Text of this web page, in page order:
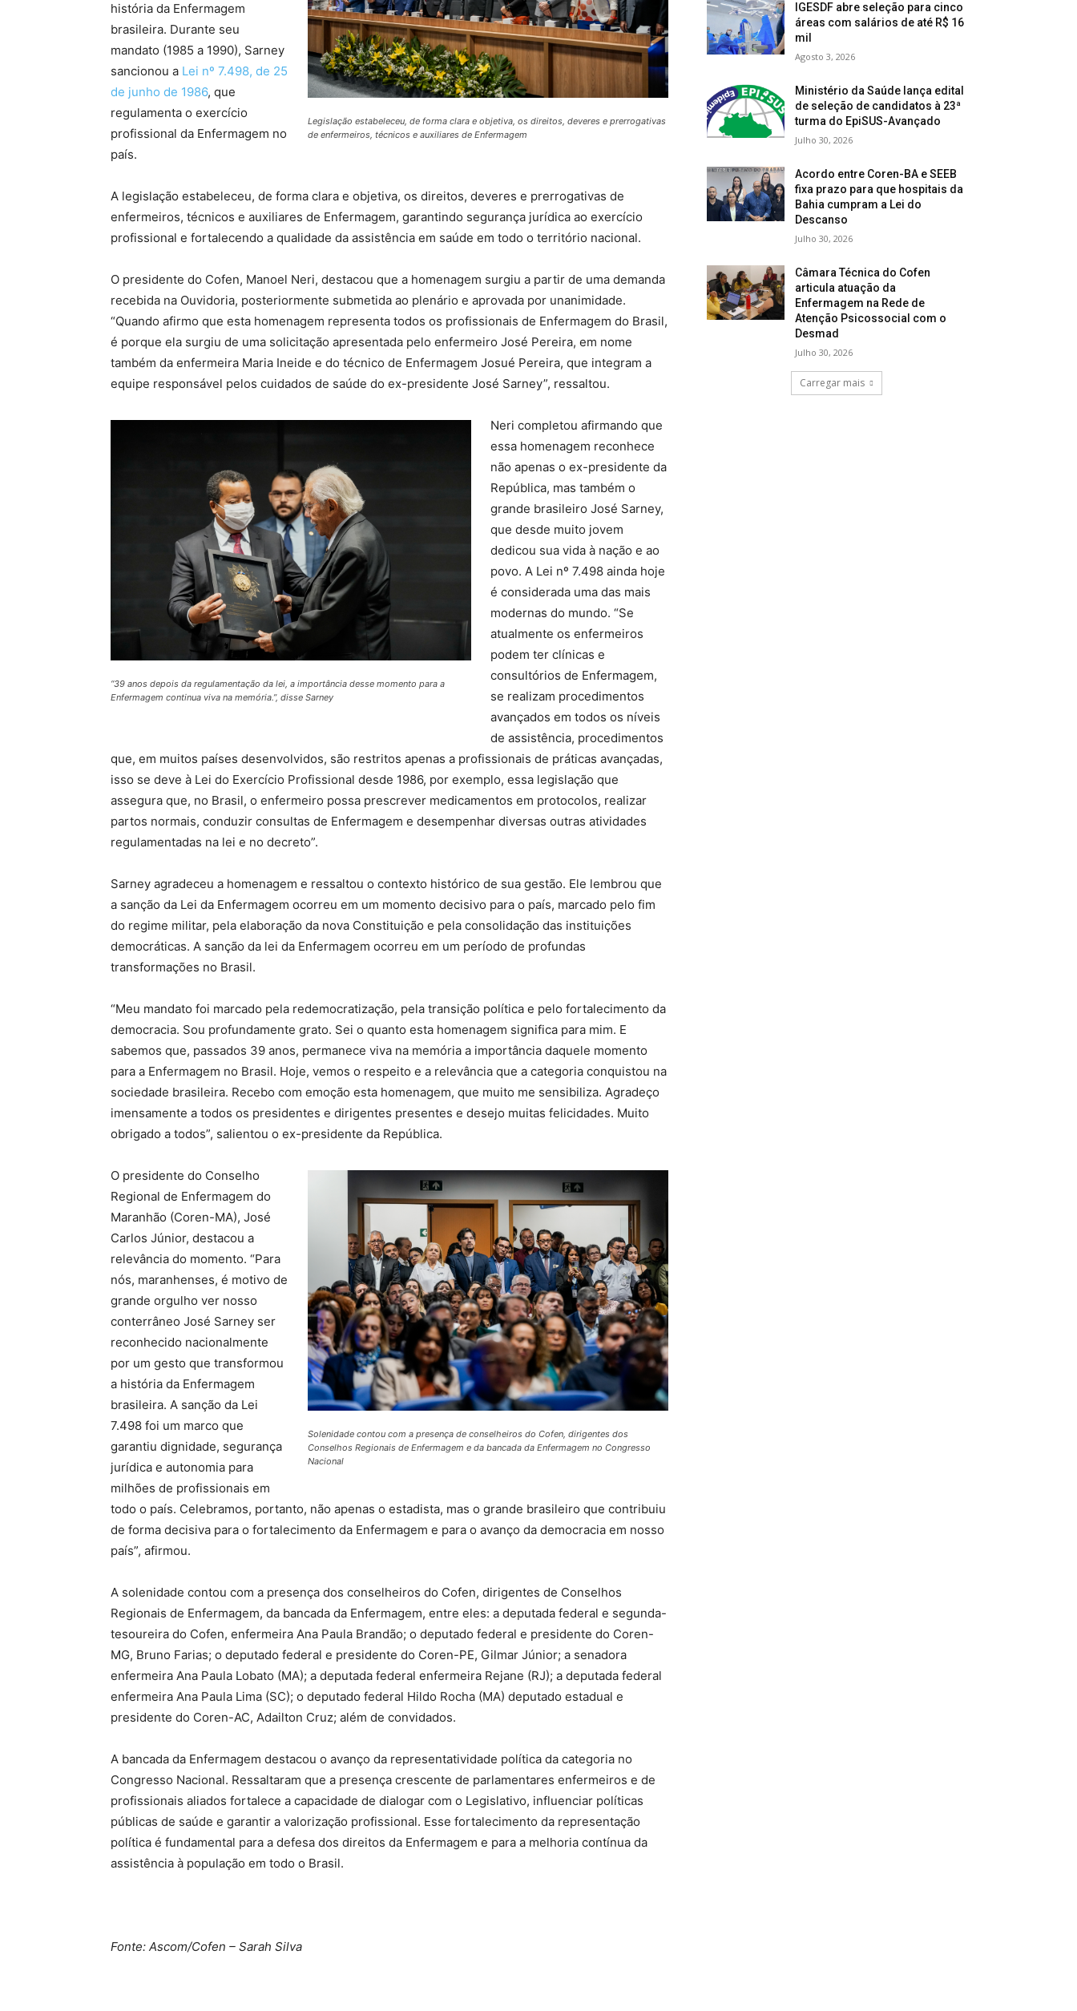
Legislação estabeleceu, de forma clara e objetiva, os direitos, deveres e prerrogativas
de enfermeiros, técnicos e auxiliares de Enfermagem
história da Enfermagem
brasileira. Durante seu
mandato (1985 a 1990), Sarney
sancionou a Lei nº 7.498, de 25
de junho de 1986, que
regulamenta o exercício
profissional da Enfermagem no
país.
A legislação estabeleceu, de forma clara e objetiva, os direitos, deveres e prerrogativas de
enfermeiros, técnicos e auxiliares de Enfermagem, garantindo segurança jurídica ao exercício
profissional e fortalecendo a qualidade da assistência em saúde em todo o território nacional.
O presidente do Cofen, Manoel Neri, destacou que a homenagem surgiu a partir de uma demanda
recebida na Ouvidoria, posteriormente submetida ao plenário e aprovada por unanimidade.
“Quando afirmo que esta homenagem representa todos os profissionais de Enfermagem do Brasil,
é porque ela surgiu de uma solicitação apresentada pelo enfermeiro José Pereira, em nome
também da enfermeira Maria Ineide e do técnico de Enfermagem Josué Pereira, que integram a
equipe responsável pelos cuidados de saúde do ex-presidente José Sarney”, ressaltou.
“39 anos depois da regulamentação da lei, a importância desse momento para a
Enfermagem continua viva na memória.”, disse Sarney
Neri completou afirmando que
essa homenagem reconhece
não apenas o ex-presidente da
República, mas também o
grande brasileiro José Sarney,
que desde muito jovem
dedicou sua vida à nação e ao
povo. A Lei nº 7.498 ainda hoje
é considerada uma das mais
modernas do mundo. “Se
atualmente os enfermeiros
podem ter clínicas e
consultórios de Enfermagem,
se realizam procedimentos
avançados em todos os níveis
de assistência, procedimentos
que, em muitos países desenvolvidos, são restritos apenas a profissionais de práticas avançadas,
isso se deve à Lei do Exercício Profissional desde 1986, por exemplo, essa legislação que
assegura que, no Brasil, o enfermeiro possa prescrever medicamentos em protocolos, realizar
partos normais, conduzir consultas de Enfermagem e desempenhar diversas outras atividades
regulamentadas na lei e no decreto”.
Sarney agradeceu a homenagem e ressaltou o contexto histórico de sua gestão. Ele lembrou que
a sanção da Lei da Enfermagem ocorreu em um momento decisivo para o país, marcado pelo fim
do regime militar, pela elaboração da nova Constituição e pela consolidação das instituições
democráticas. A sanção da lei da Enfermagem ocorreu em um período de profundas
transformações no Brasil.
“Meu mandato foi marcado pela redemocratização, pela transição política e pelo fortalecimento da
democracia. Sou profundamente grato. Sei o quanto esta homenagem significa para mim. E
sabemos que, passados 39 anos, permanece viva na memória a importância daquele momento
para a Enfermagem no Brasil. Hoje, vemos o respeito e a relevância que a categoria conquistou na
sociedade brasileira. Recebo com emoção esta homenagem, que muito me sensibiliza. Agradeço
imensamente a todos os presidentes e dirigentes presentes e desejo muitas felicidades. Muito
obrigado a todos”, salientou o ex-presidente da República.
Solenidade contou com a presença de conselheiros do Cofen, dirigentes dos
Conselhos Regionais de Enfermagem e da bancada da Enfermagem no Congresso
Nacional
O presidente do Conselho
Regional de Enfermagem do
Maranhão (Coren-MA), José
Carlos Júnior, destacou a
relevância do momento. “Para
nós, maranhenses, é motivo de
grande orgulho ver nosso
conterrâneo José Sarney ser
reconhecido nacionalmente
por um gesto que transformou
a história da Enfermagem
brasileira. A sanção da Lei
7.498 foi um marco que
garantiu dignidade, segurança
jurídica e autonomia para
milhões de profissionais em
todo o país. Celebramos, portanto, não apenas o estadista, mas o grande brasileiro que contribuiu
de forma decisiva para o fortalecimento da Enfermagem e para o avanço da democracia em nosso
país”, afirmou.
A solenidade contou com a presença dos conselheiros do Cofen, dirigentes de Conselhos
Regionais de Enfermagem, da bancada da Enfermagem, entre eles: a deputada federal e segunda-
tesoureira do Cofen, enfermeira Ana Paula Brandão; o deputado federal e presidente do Coren-
MG, Bruno Farias; o deputado federal e presidente do Coren-PE, Gilmar Júnior; a senadora
enfermeira Ana Paula Lobato (MA); a deputada federal enfermeira Rejane (RJ); a deputada federal
enfermeira Ana Paula Lima (SC); o deputado federal Hildo Rocha (MA) deputado estadual e
presidente do Coren-AC, Adailton Cruz; além de convidados.
A bancada da Enfermagem destacou o avanço da representatividade política da categoria no
Congresso Nacional. Ressaltaram que a presença crescente de parlamentares enfermeiros e de
profissionais aliados fortalece a capacidade de dialogar com o Legislativo, influenciar políticas
públicas de saúde e garantir a valorização profissional. Esse fortalecimento da representação
política é fundamental para a defesa dos direitos da Enfermagem e para a melhoria contínua da
assistência à população em todo o Brasil.
Fonte: Ascom/Cofen – Sarah Silva
IGESDF abre seleção para cinco
áreas com salários de até R$ 16
mil
Agosto 3, 2026
Ministério da Saúde lança edital
de seleção de candidatos à 23ª
turma do EpiSUS-Avançado
Julho 30, 2026
Acordo entre Coren-BA e SEEB
fixa prazo para que hospitais da
Bahia cumpram a Lei do
Descanso
Julho 30, 2026
Câmara Técnica do Cofen
articula atuação da
Enfermagem na Rede de
Atenção Psicossocial com o
Desmad
Julho 30, 2026
Carregar mais